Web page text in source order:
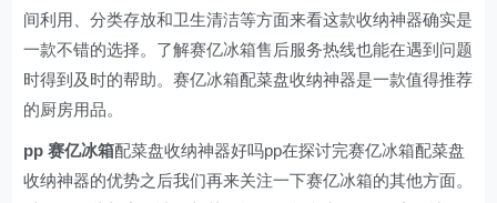
间利用、分类存放和卫生清洁等方面来看这款收纳神器确实是
一款不错的选择。了解赛亿冰箱售后服务热线也能在遇到问题
时得到及时的帮助。赛亿冰箱配菜盘收纳神器是一款值得推荐
的厨房用品。
pp 赛亿冰箱配菜盘收纳神器好吗pp在探讨完赛亿冰箱配菜盘
收纳神器的优势之后我们再来关注一下赛亿冰箱的其他方面。